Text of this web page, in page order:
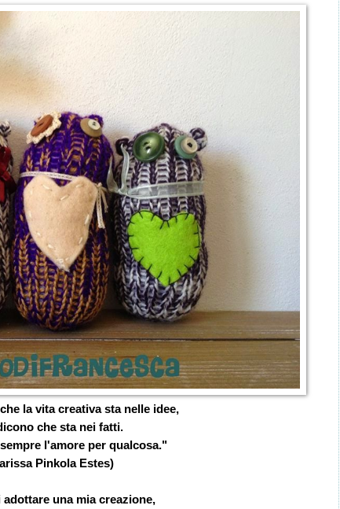
la vita creativa sta nelle idee,
che sta nei fatti.
l'amore per qualcosa."
Pinkola Estes)
adottare una mia creazione,